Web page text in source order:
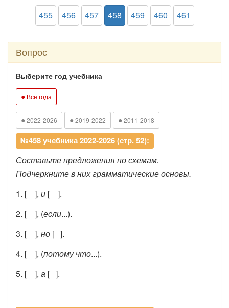
455 456 457 458 459 460 461
Вопрос
Выберите год учебника
● Все года
● 2022-2026 ● 2019-2022 ● 2011-2018
№458 учебника 2022-2026 (стр. 52):
Составьте предложения по схемам.
Подчеркните в них грамматические основы.
1. [ ], и [ ].
2. [ ], (если...).
3. [ ], но [ ].
4. [ ], (потому что...).
5. [ ], а [ ].